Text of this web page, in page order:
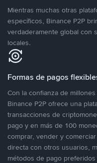
Mientras muchas otras
específicos, Binance P2P
verdaderamente global con
locales.
Formas de pagos
Con la confianza de
Binance P2P ofrece una
transacciones de
pago y en más de 100
comprar, vender y
directa con otros usuarios,
métodos de pago